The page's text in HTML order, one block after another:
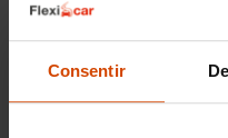
Consentir
Procurar um carro
desafiante, mas
Bragaoferece várias